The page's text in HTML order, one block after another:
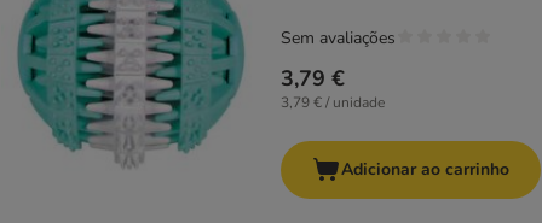
3,79 €
3,79 € / unidade
Sem avaliações
Adicionar ao carrinho